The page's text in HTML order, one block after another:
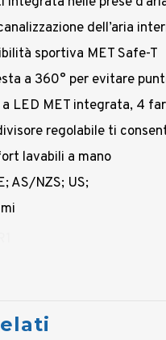
canalizzazione dell’aria
sportiva MET Safe-T
a 360° per evitare
a LED MET integrata, 4
regolabile ti
lavabili a mano
AS/NZS; US;